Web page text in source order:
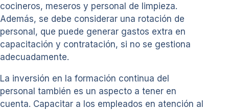
cocineros, meseros y personal de limpieza.
Además, se debe considerar una rotación de
personal, que puede generar gastos extra en
capacitación y contratación, si no se gestiona
adecuadamente.
La inversión en la formación continua del
personal también es un aspecto a tener en
cuenta. Capacitar a los empleados en atención al